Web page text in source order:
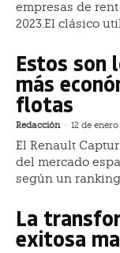
empresas de
2023.El clásico
Estos son
más
flotas
Redacción - 12 de
El Renault
del mercado
según un
La
exitosa